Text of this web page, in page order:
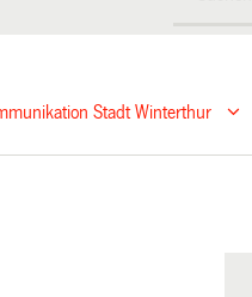
Stadt Winterthur